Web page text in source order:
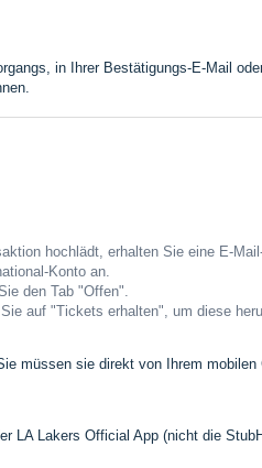
in Ihrer Bestätigungs-E-Mail
hochlädt, erhalten Sie eine E-
Konto an.
den Tab "Offen".
auf "Tickets erhalten", um diese
müssen sie direkt von Ihrem mobilen
LA Lakers Official App (nicht die